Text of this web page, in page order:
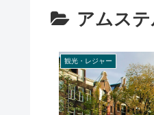
アムス
観光・レジャー